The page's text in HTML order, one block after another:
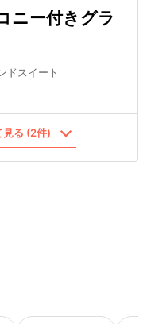
ニー付きグラ
ドスイート
見る (2件)